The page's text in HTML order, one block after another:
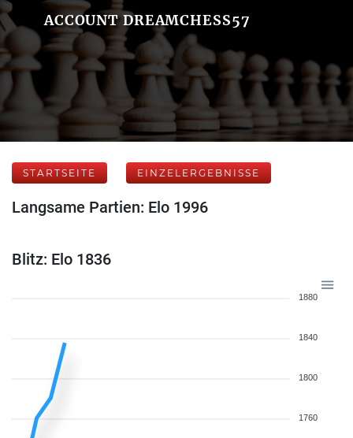
ACCOUNT DREAMCHESS57
STARTSEITE EINZELERGEBNISSE
Langsame Partien: Elo 1996
Blitz: Elo 1836
1880
1840
1800
1760